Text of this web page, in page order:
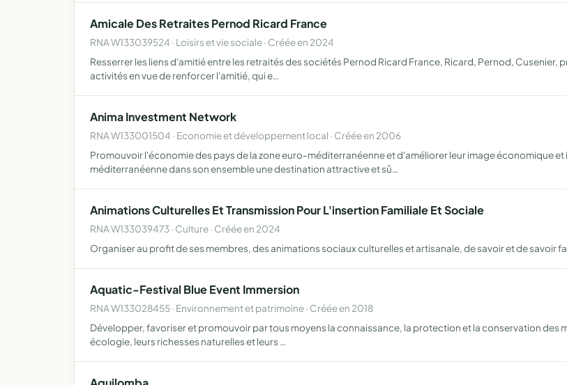
Amicale Des Retraites Pernod Ricard France
RNA W133039524 · Loisirs et vie sociale · Créée en 2024
Resserrer les liens d'amitié entre les retraités des sociétés Pernod Ricard France, Ricard, Pernod,
activités en vue de renforcer l'amitié, qui e…
Anima Investment Network
RNA W133001504 · Economie et développement local · Créée en 2006
Promouvoir l'économie des pays de la zone euro-méditerranéenne et d'améliorer leur image économique
méditerranéenne dans son ensemble une destination attractive et sû…
Animations Culturelles Et Transmission Pour L'insertion Familiale Et Sociale
RNA W133039473 · Culture · Créée en 2024
Organiser au profit de ses membres, des animations sociaux culturelles et artisanale, de savoir et de savoir
Aquatic-Festival Blue Event Immersion
RNA W133028455 · Environnement et patrimoine · Créée en 2018
Développer, favoriser et promouvoir par tous moyens la connaissance, la protection et la conservation des
écologie, leurs richesses naturelles et leurs …